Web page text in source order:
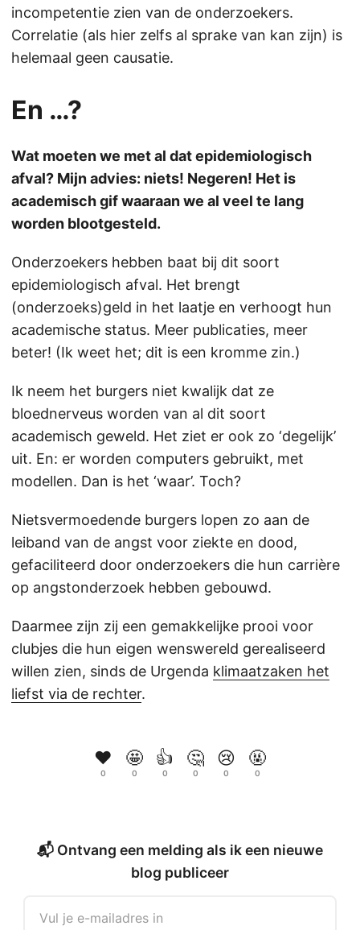
incompetentie zien van de onderzoekers.
Correlatie (als hier zelfs al sprake van kan zijn) is
helemaal geen causatie.
En …?
Wat moeten we met al dat epidemiologisch
afval? Mijn advies: niets! Negeren! Het is
academisch gif waaraan we al veel te lang
worden blootgesteld.
Onderzoekers hebben baat bij dit soort
epidemiologisch afval. Het brengt
(onderzoeks)geld in het laatje en verhoogt hun
academische status. Meer publicaties, meer
beter! (Ik weet het; dit is een kromme zin.)
Ik neem het burgers niet kwalijk dat ze
bloednerveus worden van al dit soort
academisch geweld. Het ziet er ook zo ‘degelijk’
uit. En: er worden computers gebruikt, met
modellen. Dan is het ‘waar’. Toch?
Nietsvermoedende burgers lopen zo aan de
leiband van de angst voor ziekte en dood,
gefaciliteerd door onderzoekers die hun carrière
op angstonderzoek hebben gebouwd.
Daarmee zijn zij een gemakkelijke prooi voor
clubjes die hun eigen wenswereld gerealiseerd
willen zien, sinds de Urgenda klimaatzaken het
liefst via de rechter.
❤️
0
🤩
0
👍
0
🤔
0
😢
0
🤬
0
📬 Ontvang een melding als ik een nieuwe
blog publiceer